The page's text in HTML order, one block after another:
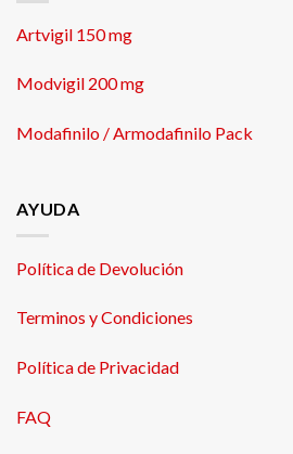
Artvigil 150 mg
Modvigil 200 mg
Modafinilo / Armodafinilo Pack
AYUDA
Política de Devolución
Terminos y Condiciones
Política de Privacidad
FAQ